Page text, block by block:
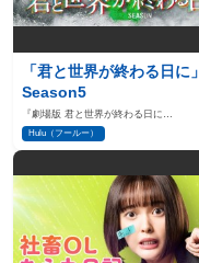
「君と世界が終わる日に」
Season5
『劇場版 君と世界が終わる日に…
Hulu（フールー）